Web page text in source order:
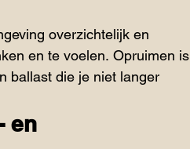
overzichtelijk en
en te voelen. Opruimen is
ballast die je niet langer
en